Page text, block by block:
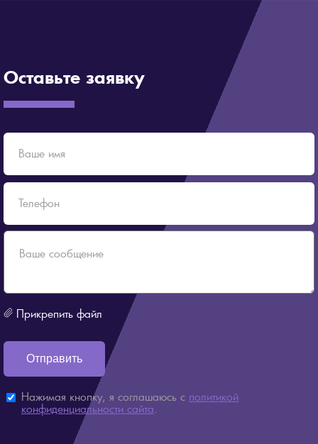
Оставьте заявку
Прикрепить файл
Нажимая кнопку, я соглашаюсь с политикой
конфиденциальности сайта.